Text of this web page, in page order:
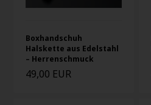
Boxhandschuh
Halskette aus Edelstahl
– Herrenschmuck
49,00 EUR